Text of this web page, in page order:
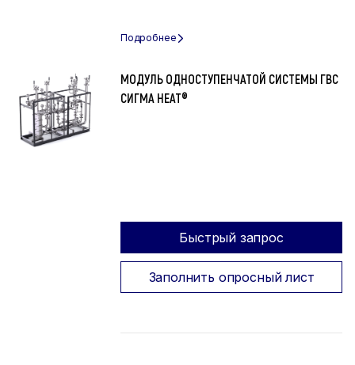
МОДУЛЬ ОДНОСТУПЕНЧАТОЙ СИСТЕМЫ ГВС
СИГМА HEAT®
Быстрый запрос
Заполнить опросный лист